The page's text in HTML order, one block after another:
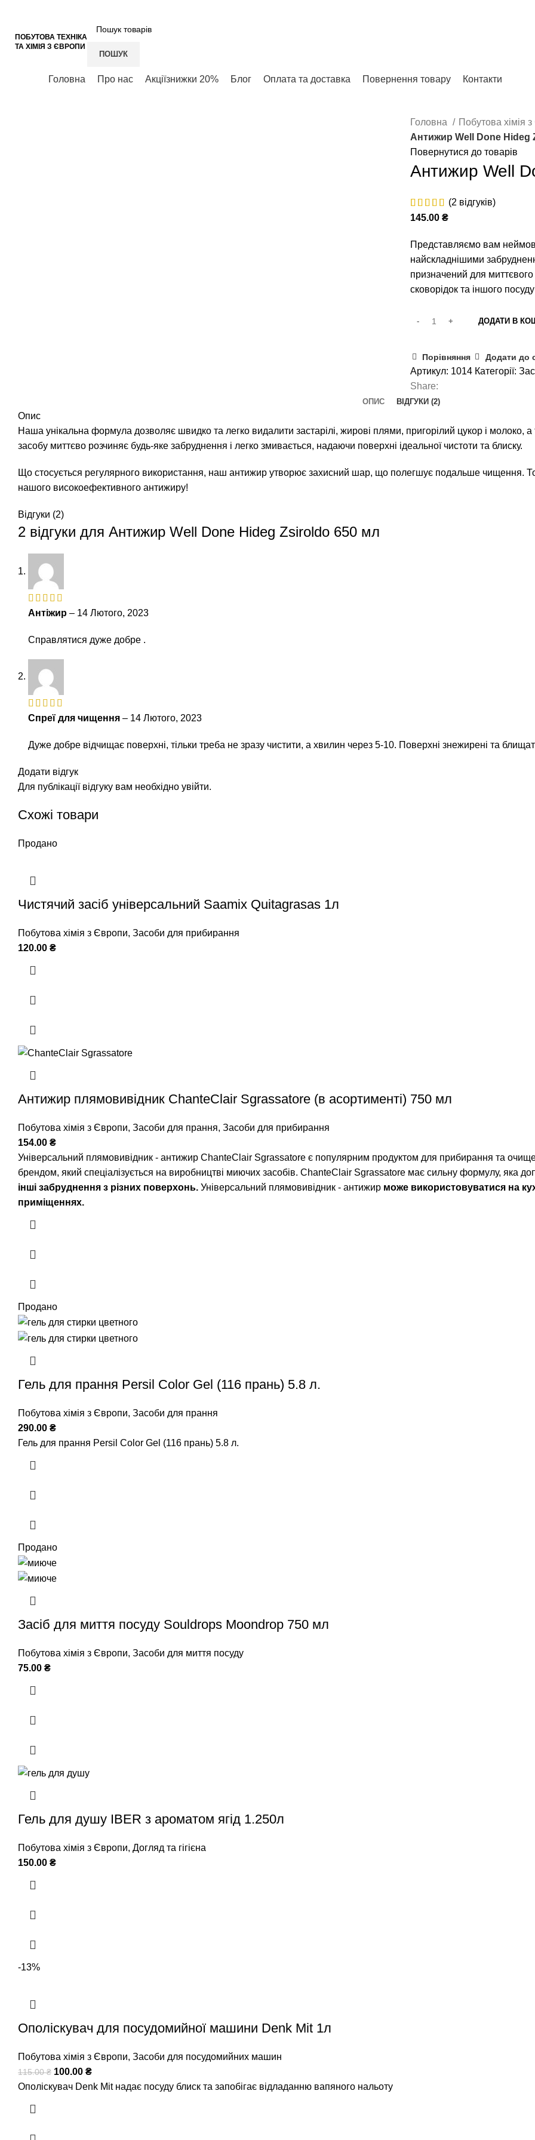
ПОБУТОВА ТЕХНІКА
ТА ХІМІЯ З ЄВРОПИ
ПОШУК
Головна Про нас Акціїзнижки 20% Блог Оплата та доставка Повернення товару Контакти
Головна
Побутова хімія
Антижир Well Done Hideg
Повернутися до товарів
Антижир Well
(2 відгуків)
145.00 ₴
Представляємо вам
найскладнішими
призначений для
сковорідок та іншого
ДОДАТИ В
Порівняння Додати до
Артикул: 1014 Категорії:
Share:
ОПИС ВІДГУКИ (2)
Опис
Наша унікальна формула дозволяє швидко та легко видалити застарілі, жирові плями, пригорілий цукор і молоко, а
засобу миттєво розчиняє будь-яке забруднення і легко змивається, надаючи поверхні ідеальної чистоти та блиску.
Що стосується регулярного використання, наш антижир утворює захисний шар, що полегшує подальше чищення.
нашого високоефективного антижиру!
Відгуки (2)
2 відгуки для Антижир Well Done Hideg Zsiroldo 650 мл
Антіжир – 14 Лютого, 2023
Справлятися дуже добре .
Спреї для чищення – 14 Лютого, 2023
Дуже добре відчищає поверхні, тільки треба не зразу чистити, а хвилин через 5-10. Поверхні знежирені та
Додати відгук
Для публікації відгуку вам необхідно увійти.
Схожі товари
Продано
Чистячий засіб універсальний Saamix Quitagrasas 1л
Побутова хімія з Європи, Засоби для прибирання
120.00 ₴
Антижир плямовивідник ChanteClair Sgrassatore (в асортименті) 750 мл
Побутова хімія з Європи, Засоби для прання, Засоби для прибирання
154.00 ₴
Універсальний плямовивідник - антижир ChanteClair Sgrassatore є популярним продуктом для прибирання та
брендом, який спеціалізується на виробництві миючих засобів. ChanteClair Sgrassatore має сильну формулу, яка
інші забруднення з різних поверхонь. Універсальний плямовивідник - антижир може використовуватися на
приміщеннях.
Продано
Гель для прання Persil Color Gel (116 прань) 5.8 л.
Побутова хімія з Європи, Засоби для прання
290.00 ₴
Гель для прання Persil Color Gel (116 прань) 5.8 л.
Продано
Засіб для миття посуду Souldrops Moondrop 750 мл
Побутова хімія з Європи, Засоби для миття посуду
75.00 ₴
Гель для душу IBER з ароматом ягід 1.250л
Побутова хімія з Європи, Догляд та гігієна
150.00 ₴
-13%
Ополіскувач для посудомийної машини Denk Mit 1л
Побутова хімія з Європи, Засоби для посудомийних машин
115.00₴ 100.00 ₴
Ополіскувач Denk Mit надає посуду блиск та запобігає відладанню вапяного нальоту